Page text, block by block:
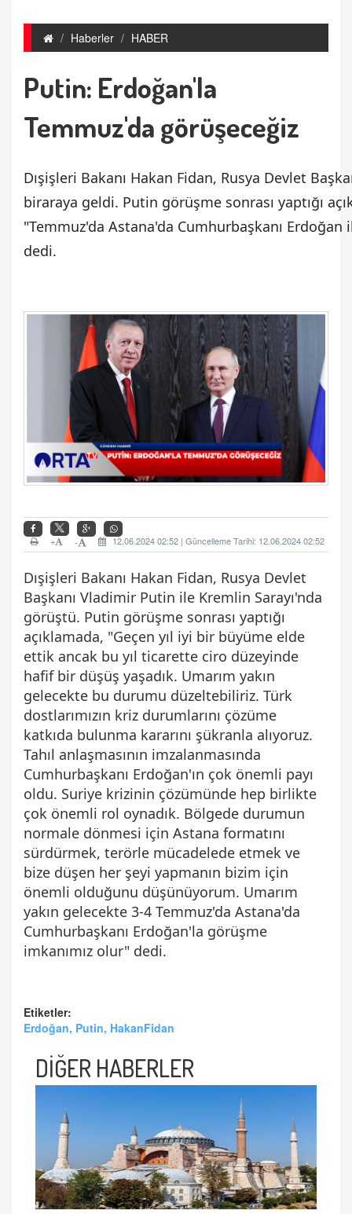
Haberler HABER
Putin: Erdoğan'la
Temmuz'da görüşeceğiz
Dışişleri Bakanı Hakan Fidan, Rusya Devlet
biraraya geldi. Putin görüşme sonrası yaptığı
"Temmuz'da Astana'da Cumhurbaşkanı
dedi.
12.06.2024 02:52 | Güncelleme Tarihi: 12.06.2024 02:52
-
+
Dışişleri Bakanı Hakan Fidan, Rusya Devlet
Başkanı Vladimir Putin ile Kremlin Sarayı'nda
görüştü. Putin görüşme sonrası yaptığı
açıklamada, "Geçen yıl iyi bir büyüme elde
ettik ancak bu yıl ticarette ciro düzeyinde
hafif bir düşüş yaşadık. Umarım yakın
gelecekte bu durumu düzeltebiliriz. Türk
dostlarımızın kriz durumlarını çözüme
katkıda bulunma kararını şükranla alıyoruz.
Tahıl anlaşmasının imzalanmasında
Cumhurbaşkanı Erdoğan'ın çok önemli payı
oldu. Suriye krizinin çözümünde hep birlikte
çok önemli rol oynadık. Bölgede durumun
normale dönmesi için Astana formatını
sürdürmek, terörle mücadelede etmek ve
bize düşen her şeyi yapmanın bizim için
önemli olduğunu düşünüyorum. Umarım
yakın gelecekte 3-4 Temmuz'da Astana'da
Cumhurbaşkanı Erdoğan'la görüşme
imkanımız olur" dedi.
Etiketler:
Erdoğan, Putin, HakanFidan
DİĞER HABERLER